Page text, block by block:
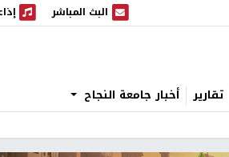
البث المباشر
البث المباشر إذاعة
تقارير أخبار جامعة النجاح